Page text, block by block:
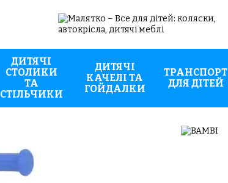
ДИТЯЧІ
СТОЛИКИ
ТА
СТІЛЬЧИКИ
ДИТЯЧІ
КАЧЕЛІ ТА
ГОЙДАЛКИ
ТРАНСПОРТ
ДЛЯ ДІТЕЙ